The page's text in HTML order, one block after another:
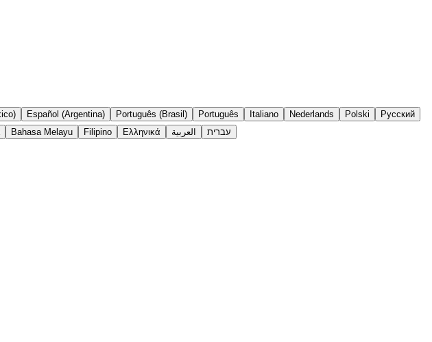
Español (Argentina) Português (Brasil) Português Italiano Nederlands Polski
Русский
Bahasa Melayu Filipino Ελληνικά العربية עברית